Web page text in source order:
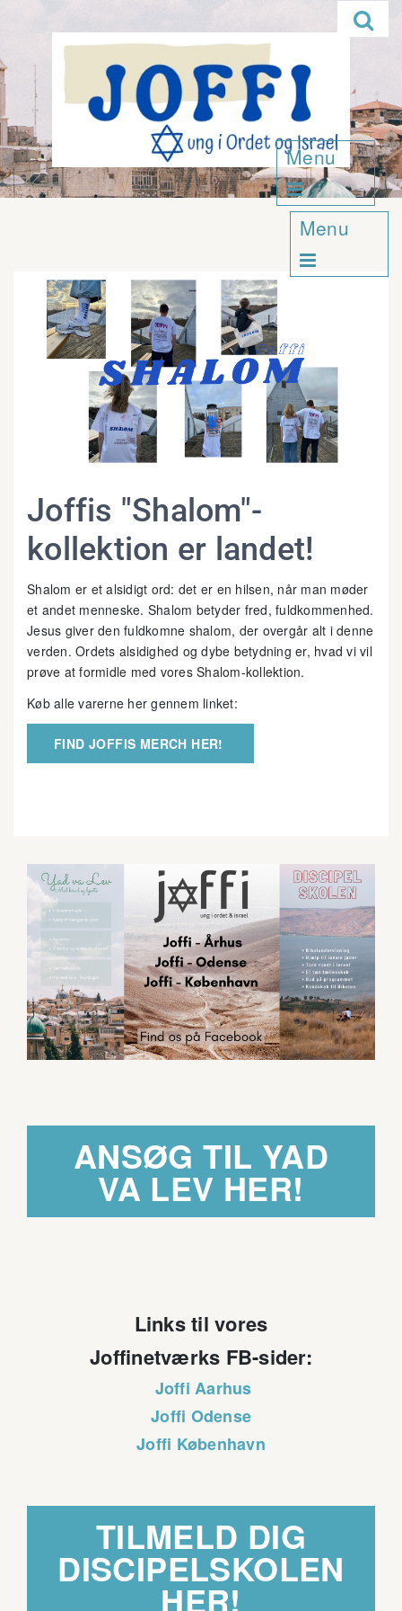

Menu

Menu

Joffis "Shalom"-
kollektion er landet!
Shalom er et alsidigt ord: det er en hilsen, når man møder
et andet menneske. Shalom betyder fred, fuldkommenhed.
Jesus giver den fuldkomne shalom, der overgår alt i denne
verden. Ordets alsidighed og dybe betydning er, hvad vi vil
prøve at formidle med vores Shalom-kollektion.
Køb alle varerne her gennem linket:
FIND JOFFIS MERCH HER!
ANSØG TIL YAD
VA LEV HER!
Links til vores
Joffinetværks FB-sider:
Joffi Aarhus
Joffi Odense
Joffi København
TILMELD DIG
DISCIPELSKOLEN
HER!